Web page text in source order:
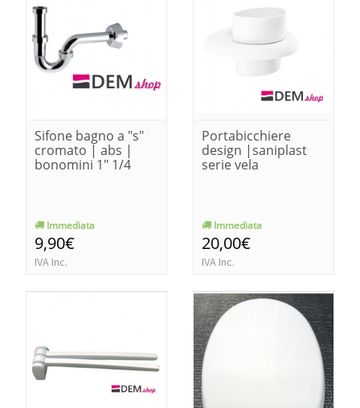
Sifone bagno a "s"
cromato | abs |
bonomini 1" 1/4
Immediata
9,90€
IVA Inc.
Portabicchiere
design |saniplast
serie vela
Immediata
20,00€
IVA Inc.